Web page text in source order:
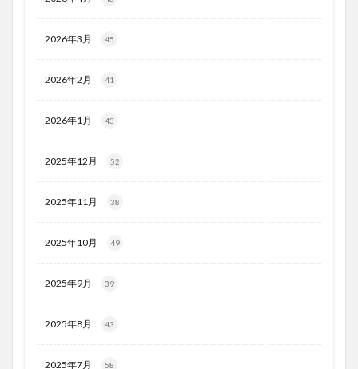
2026年3月 45
2026年2月 41
2026年1月 43
2025年12月 52
2025年11月 38
2025年10月 49
2025年9月 39
2025年8月 43
2025年7月 58